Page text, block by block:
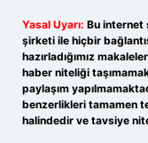
Yasal Uyarı: Bu internet
şirketi ile hiçbir
hazırladığımız
haber niteliği
paylaşım
benzerlikleri tamamen
halindedir ve tavsiye